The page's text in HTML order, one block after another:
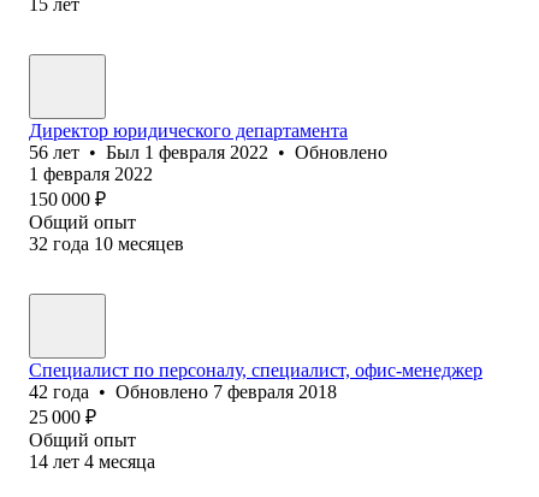
Директор юридического департамента
56 лет • Был 1 февраля 2022 • Обновлено
1 февраля 2022
150 000 ₽
Общий опыт
32 года 10 месяцев
Специалист по персоналу, специалист, офис-менеджер
42 года • Обновлено 7 февраля 2018
25 000 ₽
Общий опыт
14 лет 4 месяца